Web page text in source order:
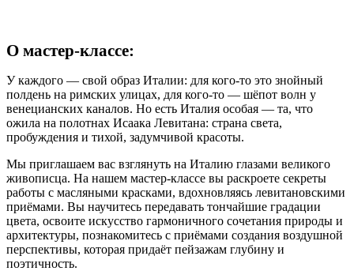
О мастер-классе:
У каждого — свой образ Италии: для кого‑то это знойный
полдень на римских улицах, для кого‑то — шёпот волн у
венецианских каналов. Но есть Италия особая — та, что
ожила на полотнах Исаака Левитана: страна света,
пробуждения и тихой, задумчивой красоты.
Мы приглашаем вас взглянуть на Италию глазами великого
живописца. На нашем мастер‑классе вы раскроете секреты
работы с масляными красками, вдохновляясь левитановскими
приёмами. Вы научитесь передавать тончайшие градации
цвета, освоите искусство гармоничного сочетания природы и
архитектуры, познакомитесь с приёмами создания воздушной
перспективы, которая придаёт пейзажам глубину и
поэтичность.